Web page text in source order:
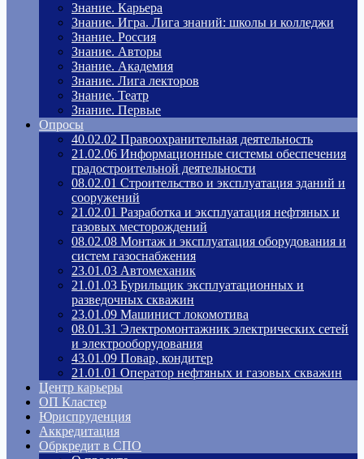
Знание. Карьера
Знание. Игра. Лига знаний: школы и колледжи
Знание. Россия
Знание. Авторы
Знание. Академия
Знание. Лига лекторов
Знание. Театр
Знание. Первые
Опросы
40.02.02 Правоохранительная деятельность
21.02.06 Информационные системы обеспечения
градостроительной деятельности
08.02.01 Строительство и эксплуатация зданий и
сооружений
21.02.01 Разработка и эксплуатация нефтяных и
газовых месторождений
08.02.08 Монтаж и эксплуатация оборудования и
систем газоснабжения
23.01.03 Автомеханик
21.01.03 Бурильщик эксплуатационных и
разведочных скважин
23.01.09 Машинист локомотива
08.01.31 Электромонтажник электрических сетей
и электрооборудования
43.01.09 Повар, кондитер
21.01.01 Оператор нефтяных и газовых скважин
Центр карьеры
ОП Кластер
Юриспруденция
Аккредитация
Обркредит в СПО